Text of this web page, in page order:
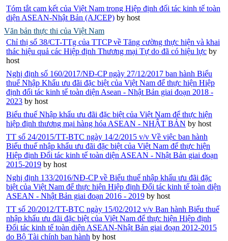
Tóm tắt cam kết của Việt Nam trong Hiệp định đối tác kinh tế toàn
diện ASEAN-Nhật Bản (AJCEP) by host
Văn bản thực thi của Việt Nam
Chỉ thị số 38/CT-TTg của TTCP về Tăng cường thực hiện và khai
thác hiệu quả các Hiệp định Thương mại Tự do đã có hiệu lực by
host
Nghị định số 160/2017/NĐ-CP ngày 27/12/2017 ban hành Biểu
thuế Nhập Khẩu ưu đãi đặc biệt của Việt Nam để thực hiện Hiệp
định đối tác kinh tế toàn diện Asean - Nhật Bản giai đoạn 2018 -
2023 by host
Biểu thuế Nhập khẩu ưu đãi đặc biệt của Việt Nam để thực hiện
hiệp định thương mại hàng hóa ASEAN - NHẬT BẢN by host
TT số 24/2015/TT-BTC ngày 14/2/2015 v/v Về việc ban hành
Biểu thuế nhập khẩu ưu đãi đặc biệt của Việt Nam để thực hiện
Hiệp định Đối tác kinh tế toàn diện ASEAN - Nhật Bản giai đoạn
2015-2019 by host
Nghị định 133/2016/NĐ-CP về Biểu thuế nhập khẩu ưu đãi đặc
biệt của Việt Nam để thực hiện Hiệp định Đối tác kinh tế toàn diện
ASEAN - Nhật Bản giai đoạn 2016 - 2019 by host
TT số 20/2012/TT-BTC ngày 15/02/2012 v/v Ban hành Biểu thuế
nhập khẩu ưu đãi đặc biệt của Việt Nam để thực hiện Hiệp định
Đối tác kinh tế toàn diện ASEAN-Nhật Bản giai đoạn 2012-2015
do Bộ Tài chính ban hành by host